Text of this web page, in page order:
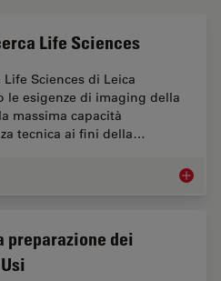
Life Sciences
Sciences di Leica
le esigenze di imaging della
massima capacità
tecnica ai fini della…
preparazione dei